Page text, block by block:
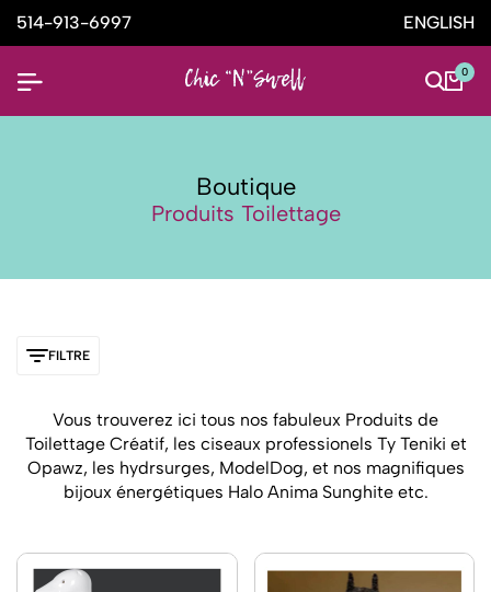
514-913-6997 ENGLISH
0
Boutique
Produits Toilettage
FILTRE
Vous trouverez ici tous nos fabuleux Produits de
Toilettage Créatif, les ciseaux professionels Ty Teniki et
Opawz, les hydrsurges, ModelDog, et nos magnifiques
bijoux énergétiques Halo Anima Sunghite etc.